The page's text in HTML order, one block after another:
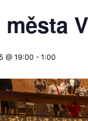
města
@ 19:00 - 1:00